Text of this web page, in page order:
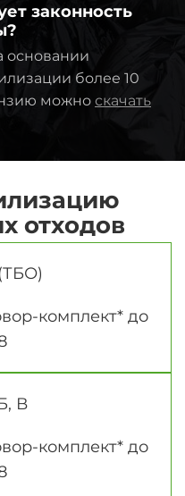
законность
основании
более 10
можно скачать
отходов
комплект* до
В
комплект* до